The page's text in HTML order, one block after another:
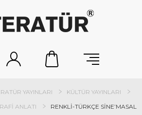
YAYINLARI
KÜLTÜR YAYINLARI
ANLATI
RENKLI-TÜRKÇE SİNE’MASAL